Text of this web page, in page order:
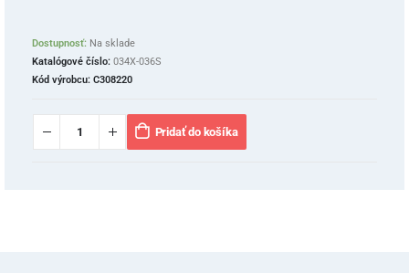
Dostupnosť: Na sklade
Katalógové číslo: 034X-036S
Kód výrobcu: C308220
Pridať do košíka